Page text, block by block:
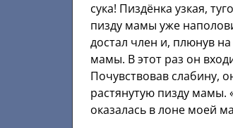
сука! Пиздёнка узкая,
пизду мамы уже
достал член и, плюнув
мамы. В этот раз он
Почувствовав слабину,
растянутую пизду мамы.
оказалась в лоне моей